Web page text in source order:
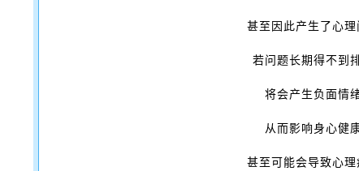
甚至因此产生了心理
若问题长期得不到
将会产生负面情
从而影响身心健
甚至可能会导致心理